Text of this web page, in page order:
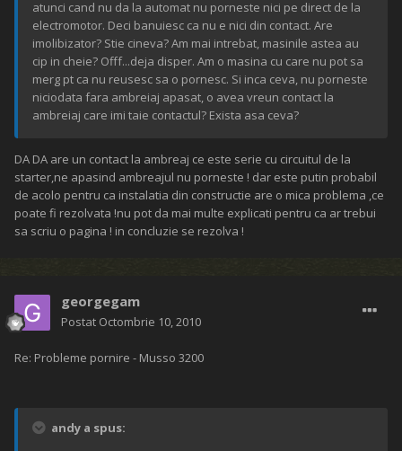
atunci cand nu da la automat nu porneste nici pe direct de la
electromotor. Deci banuiesc ca nu e nici din contact. Are
imolibizator? Stie cineva? Am mai intrebat, masinile astea au
cip in cheie? Offf...deja disper. Am o masina cu care nu pot sa
merg pt ca nu reusesc sa o pornesc. Si inca ceva, nu porneste
niciodata fara ambreiaj apasat, o avea vreun contact la
ambreiaj care imi taie contactul? Exista asa ceva?
DA DA are un contact la ambreaj ce este serie cu circuitul de la
starter,ne apasind ambreajul nu porneste ! dar este putin probabil
de acolo pentru ca instalatia din constructie are o mica problema ,ce
poate fi rezolvata !nu pot da mai multe explicati pentru ca ar trebui
sa scriu o pagina ! in concluzie se rezolva !
georgegam
Postat Octombrie 10, 2010
Re: Probleme pornire - Musso 3200
andy a spus: